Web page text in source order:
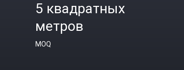
5 квадратных
метров
MOQ